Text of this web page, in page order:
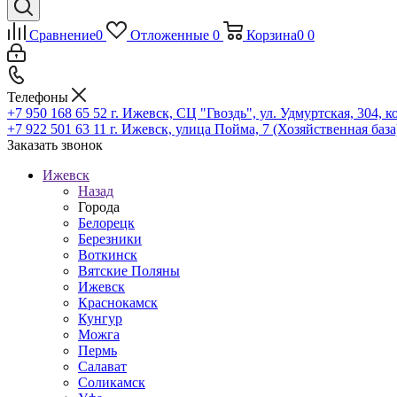
Сравнение0 Отложенные 0 Корзина0 0
Телефоны
+7 950 168 65 52 г. Ижевск, СЦ "Гвоздь", ул. Удмуртская, 304,
+7 922 501 63 11 г. Ижевск, улица Пойма, 7 (Хозяйственная
Заказать звонок
Ижевск
Назад
Города
Белорецк
Березники
Воткинск
Вятские Поляны
Ижевск
Краснокамск
Кунгур
Можга
Пермь
Салават
Соликамск